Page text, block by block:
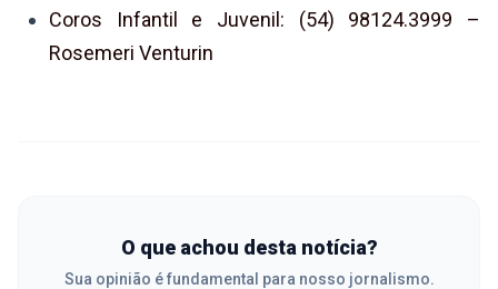
Coros Infantil e Juvenil: (54) 98124.3999 –
Rosemeri Venturin
O que achou desta notícia?
Sua opinião é fundamental para nosso jornalismo.